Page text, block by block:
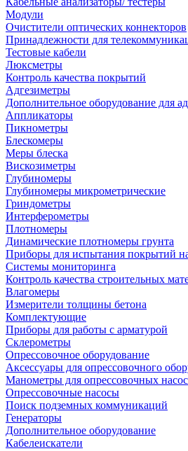
Модули
Очистители оптических коннекторов
Принадлежности для
Тестовые кабели
Люксметры
Контроль качества покрытий
Адгезиметры
Дополнительное оборудование для
Аппликаторы
Пикнометры
Блескомеры
Меры блеска
Вискозиметры
Глубиномеры
Глубиномеры микрометрические
Гриндометры
Интерферометры
Плотномеры
Динамические плотномеры грунта
Приборы для испытания покрытий
Системы мониторинга
Контроль качества строительных
Влагомеры
Измерители толщины бетона
Комплектующие
Приборы для работы с арматурой
Склерометры
Опрессовочное оборудование
Аксессуары для опрессовочного
Манометры для опрессовочных
Опрессовочные насосы
Поиск подземных коммуникаций
Генераторы
Дополнительное оборудование
Кабелеискатели